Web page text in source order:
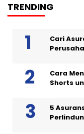
TRENDING
Cari
Cara
Shorts
5